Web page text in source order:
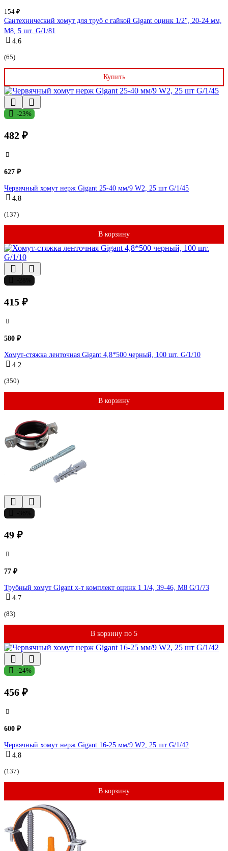
154 ₽
Сантехнический хомут для труб с гайкой Gigant оцинк 1/2", 20-24 мм,
М8, 5 шт. G/1/81
4.6
(65)
Купить
-23%
482 ₽
627 ₽
Червячный хомут нерж Gigant 25-40 мм/9 W2, 25 шт G/1/45
4.8
(137)
В корзину
415 ₽
580 ₽
Хомут-стяжка ленточная Gigant 4,8*500 черный, 100 шт. G/1/10
4.2
(350)
В корзину
49 ₽
77 ₽
Трубный хомут Gigant х-т комплект оцинк 1 1/4, 39-46, М8 G/1/73
4.7
(83)
В корзину по 5
-24%
456 ₽
600 ₽
Червячный хомут нерж Gigant 16-25 мм/9 W2, 25 шт G/1/42
4.8
(137)
В корзину